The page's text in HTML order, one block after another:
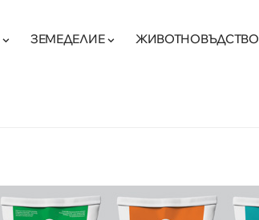
ЗЕМЕДЕЛИЕ ЖИВОТНОВЪДСТВО